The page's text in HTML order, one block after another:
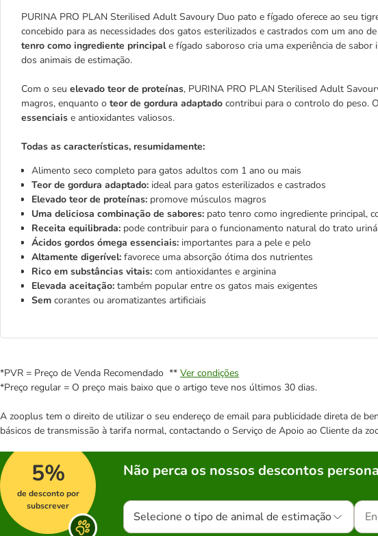
PURINA PRO PLAN Sterilised Adult Savoury Duo pato e fígado oferece ao seu
concebido para as necessidades dos gatos esterilizados e castrados com um ano
tenro como ingrediente principale fígado saboroso cria uma experiência de
dos animais de estimação.
Com o seu elevado teor de proteínas, PURINA PRO PLAN Sterilised Adult
magros, enquanto o teor de gordura adaptado contribui para o controlo do peso.
essenciais e antioxidantes valiosos.
Todas as características, resumidamente:
Alimento seco completo para gatos adultos com 1 ano ou mais
Teor de gordura adaptado: ideal para gatos esterilizados e castrados
Elevado teor de proteínas: promove músculos magros
Uma deliciosa combinação de sabores: pato tenro como ingrediente principal,
Receita equilibrada: pode contribuir para o funcionamento natural do trato
Ácidos gordos ómega essenciais: importantes para a pele e pelo
Altamente digerível: favorece uma absorção ótima dos nutrientes
Rico em substâncias vitais: com antioxidantes e arginina
Elevada aceitação: também popular entre os gatos mais exigentes
Sem corantes ou aromatizantes artificiais
*PVR = Preço de Venda Recomendado ** Ver condições
*Preço regular = O preço mais baixo que o artigo teve nos últimos 30 dias.
A zooplus tem o direito de utilizar o seu endereço de email para publicidade direta de
básicos de transmissão à tarifa normal, contactando o Serviço de Apoio ao Cliente da
5%
de desconto por
subscrever
Não perca os nossos descontos
Selecione o tipo de animal de estimação